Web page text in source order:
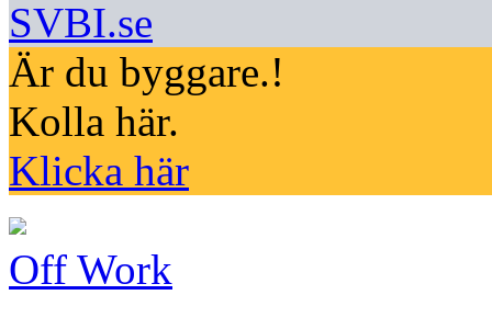
SVBI.se
Är du byggare.!
Kolla här.
Klicka här
Off Work